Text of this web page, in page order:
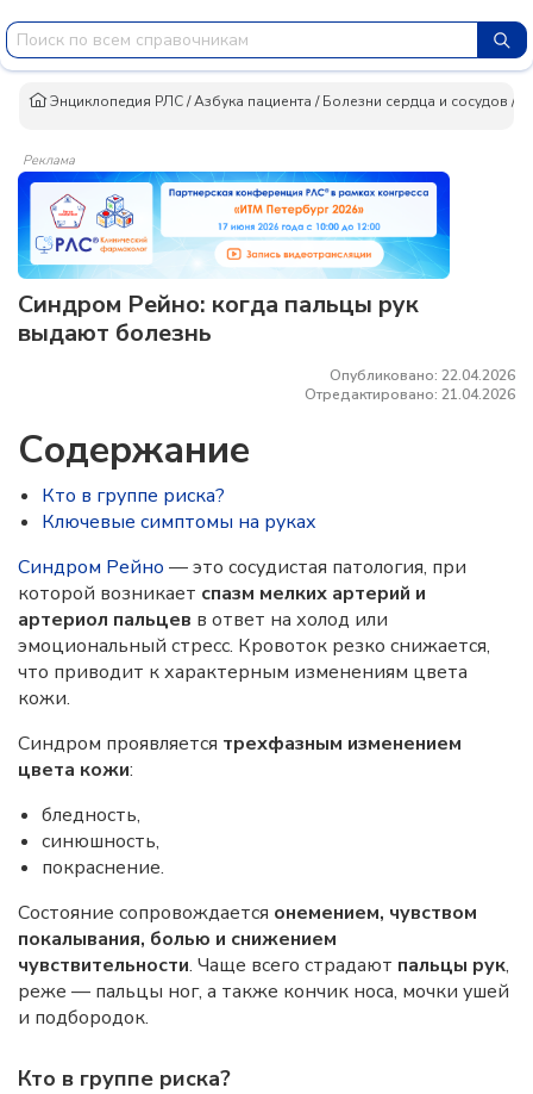
Энциклопедия РЛС/Азбука пациента /Болезни сердца и сосудов /
Реклама
Синдром Рейно: когда пальцы рук
выдают болезнь
Опубликовано: 22.04.2026
Отредактировано: 21.04.2026
Содержание
Кто в группе риска?
Ключевые симптомы на руках
Синдром Рейно — это сосудистая патология, при
которой возникает спазм мелких артерий и
артериол пальцев в ответ на холод или
эмоциональный стресс. Кровоток резко снижается,
что приводит к характерным изменениям цвета
кожи.
Синдром проявляется трехфазным изменением
цвета кожи:
бледность,
синюшность,
покраснение.
Состояние сопровождается онемением, чувством
покалывания, болью и снижением
чувствительности. Чаще всего страдают пальцы рук,
реже — пальцы ног, а также кончик носа, мочки ушей
и подбородок.
Кто в группе риска?